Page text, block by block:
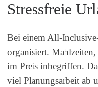
Stressfreie
Bei einem All-
organisiert.
im Preis inbegriffen.
viel Planungsarbeit ab